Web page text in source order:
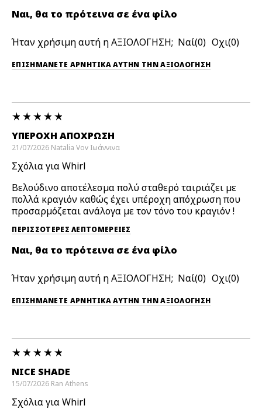
Ναι, θα το πρότεινα σε ένα φίλο
Ήταν χρήσιμη αυτή η ΑΞΙΟΛΟΓΗΣΗ; 0 0
ΕΠΙΣΗΜΆΝΕΤΕ ΑΡΝΗΤΙΚΆ ΑΥΤΉΝ ΤΗΝ ΑΞΙΟΛΟΓΗΣΗ
ΥΠΈΡΟΧΗ ΑΠΌΧΡΩΣΗ
21/07/2026 Natalia Vov Ιωάννινα
Σχόλια για Whirl
Βελούδινο αποτέλεσμα πολύ σταθερό ταιριάζει με
πολλά κραγιόν καθώς έχει υπέροχη απόχρωση που
προσαρμόζεται ανάλογα με τον τόνο του κραγιόν !
ΠΕΡΙΣΣΌΤΕΡΕΣ ΛΕΠΤΟΜΈΡΕΙΕΣ
Ναι, θα το πρότεινα σε ένα φίλο
Ήταν χρήσιμη αυτή η ΑΞΙΟΛΟΓΗΣΗ; 0 0
ΕΠΙΣΗΜΆΝΕΤΕ ΑΡΝΗΤΙΚΆ ΑΥΤΉΝ ΤΗΝ ΑΞΙΟΛΟΓΗΣΗ
NICE SHADE
15/07/2026 Ran Athens
Σχόλια για Whirl